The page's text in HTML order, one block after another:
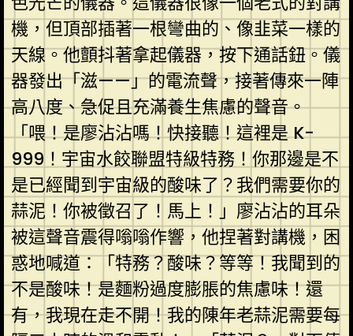
機，但頂部插著一根彎曲的、像韭菜一樣的
天線。他顫抖著拿起儀器，按下通話鈕。儀
器發出「滋——」的電流聲，接著傳來一陣
高八度、急促且充滿養生焦慮的聲音。
「喂！是廖沾沾嗎！快接聽！這裡是 K-
999！宇宙水餃聯盟特級特務！你那邊是不
是已經聞到宇宙級的酸味了？我們需要你的
蒜泥！你被徵召了！馬上！」廖沾沾的耳朵
被這聲音震得嗡嗡作響，他捏著對講機，困
惑地喊道：「特務？酸味？等等！我聞到的
不是酸味！是麵粉過度膨脹的焦慮味！還
有，我現在走不開！我的陳年老蒜泥需要每